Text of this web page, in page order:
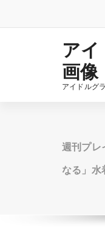
テ
ア
画像
アイドルグ
週刊プレ
なる」水